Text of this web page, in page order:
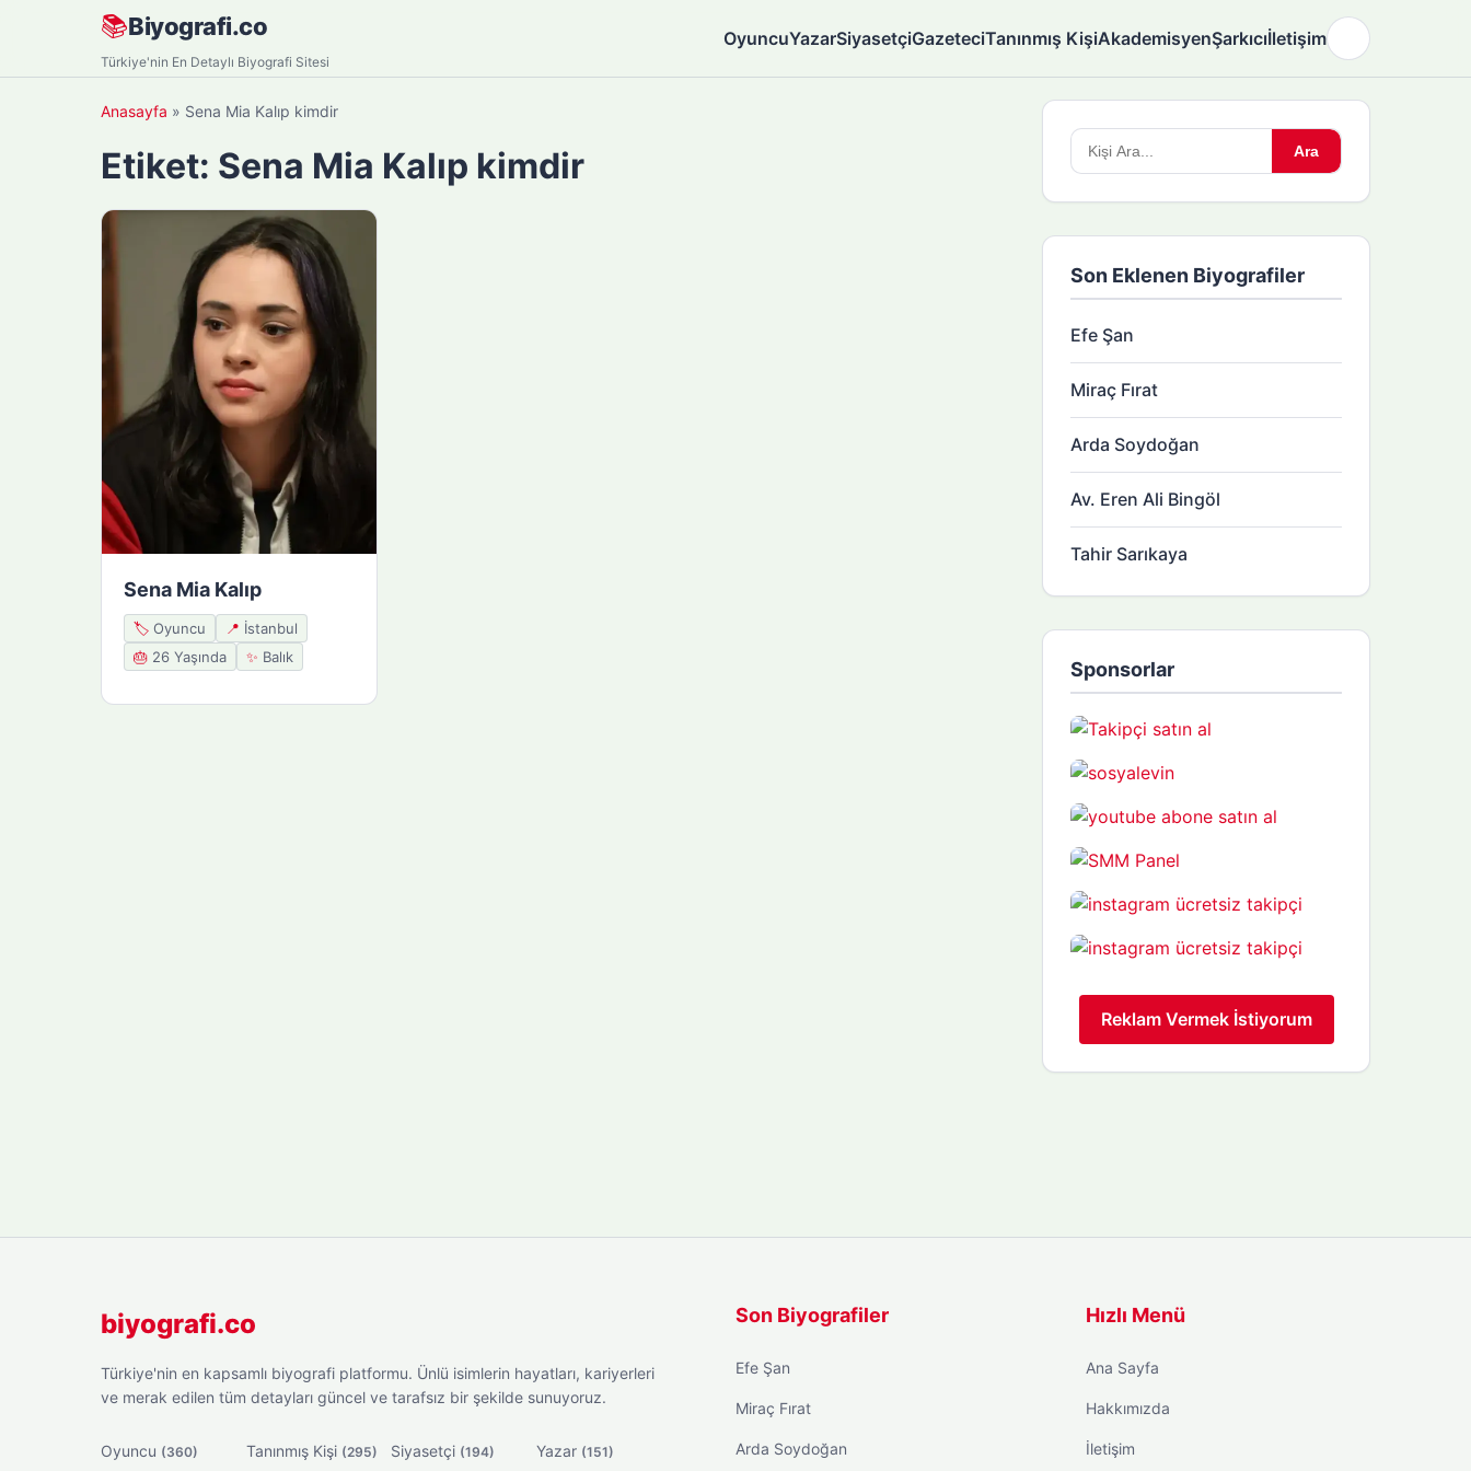
📚Biyografi.co
Türkiye'nin En Detaylı Biyografi Sitesi
OyuncuYazarSiyasetçiGazeteciTanınmış KişiAkademisyenŞarkıcıİletişim
Anasayfa » Sena Mia Kalıp kimdir
Etiket: Sena Mia Kalıp kimdir
Sena Mia Kalıp
🏷️ Oyuncu 📍 İstanbul
🎂 26 Yaşında ✨ Balık
Arama
yapın:
Ara
Son Eklenen Biyografiler
Efe Şan
Miraç Fırat
Arda Soydoğan
Av. Eren Ali Bingöl
Tahir Sarıkaya
Sponsorlar
Reklam Vermek İstiyorum
biyografi.co
Türkiye'nin en kapsamlı biyografi platformu. Ünlü isimlerin hayatları, kariyerleri
ve merak edilen tüm detayları güncel ve tarafsız bir şekilde sunuyoruz.
Oyuncu (360) Tanınmış Kişi (295) Siyasetçi (194) Yazar (151)
Son Biyografiler
Efe Şan
Miraç Fırat
Arda Soydoğan
Hızlı Menü
Ana Sayfa
Hakkımızda
İletişim